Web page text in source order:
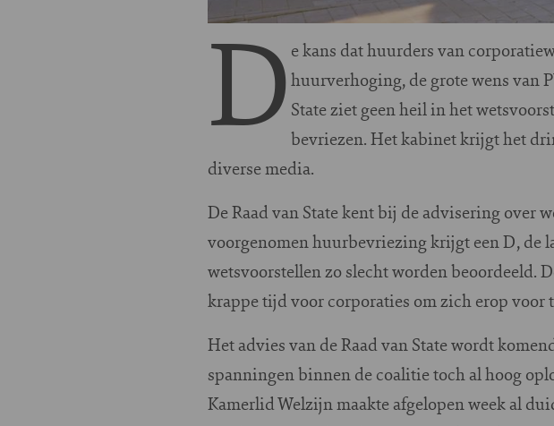
D e kans dat huurders van
huurverhoging, de grote wens van
State ziet geen heil in het
bevriezen. Het kabinet krijgt het
diverse media.
De Raad van State kent bij de advisering over
voorgenomen huurbevriezing krijgt een D, de
wetsvoorstellen zo slecht worden beoordeeld.
krappe tijd voor corporaties om zich erop voor
Het advies van de Raad van State wordt
spanningen binnen de coalitie toch al hoog
Kamerlid Welzijn maakte afgelopen week al